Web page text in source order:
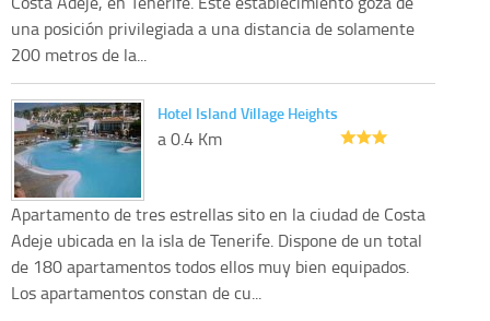
una posición privilegiada a una distancia de solamente
200 metros de la...
Hotel Island Village Heights
a 0.4 Km
Apartamento de tres estrellas sito en la ciudad de Costa
Adeje ubicada en la isla de Tenerife. Dispone de un total
de 180 apartamentos todos ellos muy bien equipados.
Los apartamentos constan de cu...